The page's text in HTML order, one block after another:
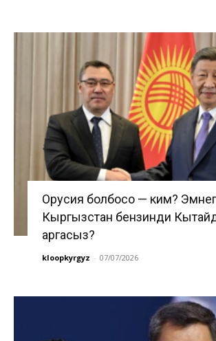
Орусия болбосо — ким?
Кыргызстан бензинди
аргасыз?
kloopkyrgyz - 07/07/2026